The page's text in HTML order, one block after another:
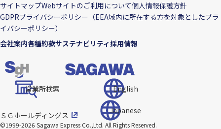
サイトマップWebサイトのご利用について個人情報保護方針
GDPRプライバシーポリシー（EEA域内に所在する方を対象としたプラ
イバシーポリシー）
会社案内各種約款サステナビリティ採用情報
営業所検索 English
Japanese
ＳＧホールディングス
©1999-2026 Sagawa Express Co.,Ltd. All Rights Reserved.